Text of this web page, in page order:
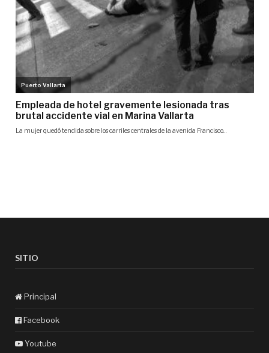
SITIO
Principal
Facebook
Youtube